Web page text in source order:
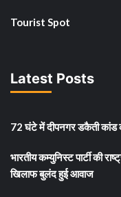
Tourist Spot
Latest Posts
72 घंटे में दीपनगर डकैती कांड
भारतीय कम्युनिस्ट पार्टी की
खिलाफ बुलंद हुई आवाज